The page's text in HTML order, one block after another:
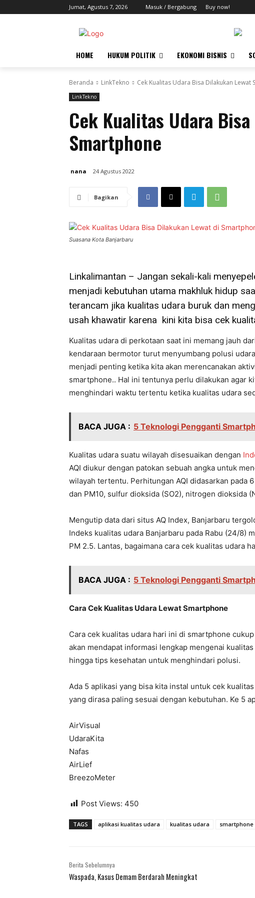
Jumat, Agustus 7, 2026 Masuk / Bergabung Buy now!
HOME HUKUM POLITIK EKONOMI BISNIS
Beranda LinkTekno Cek Kualitas Udara Bisa Dilakukan Lewat
LinkTekno
Cek Kualitas Udara
Smartphone
nana 24 Agustus 2022
Bagikan
Suasana Kota Banjarbaru
Linkalimantan – Jangan sekali-kali
menjadi kebutuhan utama makhluk hidup
terancam jika kualitas udara buruk dan
usah khawatir karena kini kita bisa cek
Kualitas udara di perkotaan saat ini memang jauh
kendaraan bermotor turut menyumbang polusi
menjadi penting ketika kita akan merencanakan
smartphone.. Hal ini tentunya perlu dilakukan agar
menghindari waktu tertentu ketika kualitas udara
BACA JUGA : 5 Teknologi Pengganti
Kualitas udara suatu wilayah disesuaikan dengan
AQI diukur dengan patokan sebuah angka untuk
wilayah tertentu. Perhitungan AQI didasarkan pada
dan PM10, sulfur dioksida (SO2), nitrogen dioksida
Mengutip data dari situs AQ Index, Banjarbaru
Indeks kualitas udara Banjarbaru pada Rabu (24/8)
PM 2.5. Lantas, bagaimana cara cek kualitas udara
BACA JUGA : 5 Teknologi Pengganti
Cara Cek Kualitas Udara Lewat Smartphone
Cara cek kualitas udara hari ini di smartphone
akan mendapat informasi lengkap mengenai
hingga tips kesehatan untuk menghindari polusi.
Ada 5 aplikasi yang bisa kita instal untuk cek
yang dirasa paling sesuai dengan kebutuhan. Ke 5
AirVisual
UdaraKita
Nafas
AirLief
BreezoMeter
Post Views: 450
TAGS aplikasi kualitas udara kualitas udara smartphone
Berita Sebelumnya
Waspada, Kasus Demam Berdarah Meningkat